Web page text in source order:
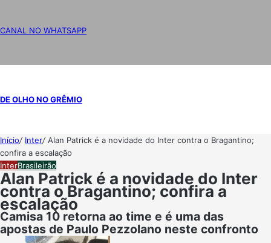
CANAL NO WHATSAPP
DE OLHO NO GRÊMIO
Início/ Inter/Alan Patrick é a novidade do Inter contra o Bragantino;
confira a escalação
InterBrasileirão
Alan Patrick é a novidade do Inter
contra o Bragantino; confira a
escalação
Camisa 10 retorna ao time e é uma das
apostas de Paulo Pezzolano neste confronto